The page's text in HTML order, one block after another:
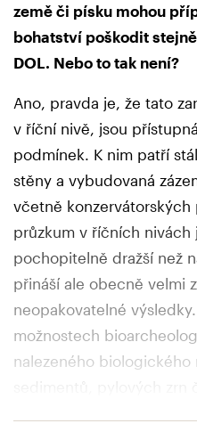
země či písku mohou
bohatství poškodit
DOL. Nebo to tak není?
Ano, pravda je, že tato
v říční nivě, jsou
podmínek. K nim patří
stěny a vybudovaná
včetně konzervátorských
průzkum v říčních nivách
pochopitelně dražší než
přináší ale obecně velmi
neopakovatelné
možnostech
nalezeného biologického